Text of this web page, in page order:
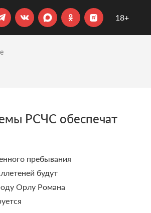
18+
РСЧС обеспечат
пребывания
будут
Орлу Романа